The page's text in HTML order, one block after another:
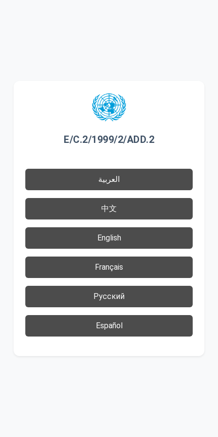
E/C.2/1999/2/ADD.2
العربية
中文
English
Français
Русский
Español